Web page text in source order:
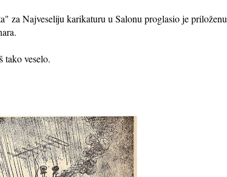
za Najveseliju karikaturu u Salonu proglasio je priloženu
tako veselo.